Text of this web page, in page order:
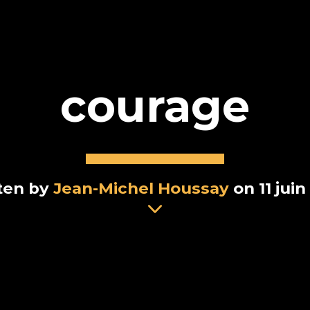
courage
by Jean-Michel Houssayon 11 juin